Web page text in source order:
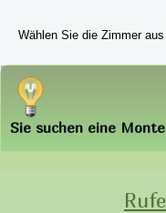
Wählen Sie die Zimmer
Sie suchen eine